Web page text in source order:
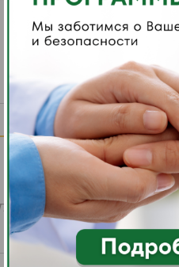
Телефон отдела кадров:
8(495) 004-08-06; 8
мкр. Западный,
нам свое сообщение
Телефон